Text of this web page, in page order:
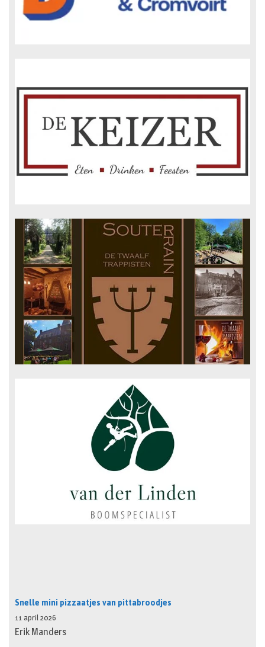
Snelle mini pizzaatjes van pittabroodjes
11 april 2026
Erik Manders